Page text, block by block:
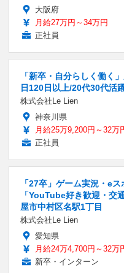
大阪府
月給27万円～34万円
正社員
「新卒・自分らしく働く
日120日以上/20代30代活
株式会社Le Lien
神奈川県
月給25万9,200円～32万
正社員
「27卒」ゲーム実況・e
「YouTube好き歓迎・交
屋市中村区名駅1丁目
株式会社Le Lien
愛知県
月給24万4,700円～32万
新卒・インターン